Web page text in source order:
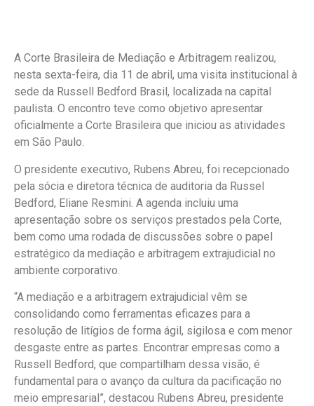
A Corte Brasileira de Mediação e Arbitragem realizou,
nesta sexta-feira, dia 11 de abril, uma visita institucional à
sede da Russell Bedford Brasil, localizada na capital
paulista. O encontro teve como objetivo apresentar
oficialmente a Corte Brasileira que iniciou as atividades
em São Paulo.
O presidente executivo, Rubens Abreu, foi recepcionado
pela sócia e diretora técnica de auditoria da Russel
Bedford, Eliane Resmini. A agenda incluiu uma
apresentação sobre os serviços prestados pela Corte,
bem como uma rodada de discussões sobre o papel
estratégico da mediação e arbitragem extrajudicial no
ambiente corporativo.
“A mediação e a arbitragem extrajudicial vêm se
consolidando como ferramentas eficazes para a
resolução de litígios de forma ágil, sigilosa e com menor
desgaste entre as partes. Encontrar empresas como a
Russell Bedford, que compartilham dessa visão, é
fundamental para o avanço da cultura da pacificação no
meio empresarial”, destacou Rubens Abreu, presidente